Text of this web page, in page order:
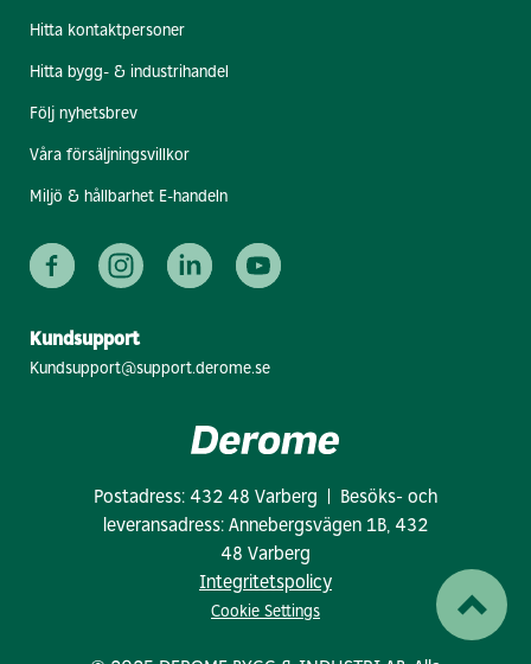
Hitta kontaktpersoner
Hitta bygg- & industrihandel
Följ nyhetsbrev
Våra försäljningsvillkor
Miljö & hållbarhet E-handeln
Kundsupport
Kundsupport@support.derome.se
Postadress: 432 48 Varberg | Besöks- och
leveransadress: Annebergsvägen 1B, 432
48 Varberg
Integritetspolicy
Cookie Settings